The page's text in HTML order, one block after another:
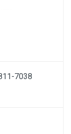
7038